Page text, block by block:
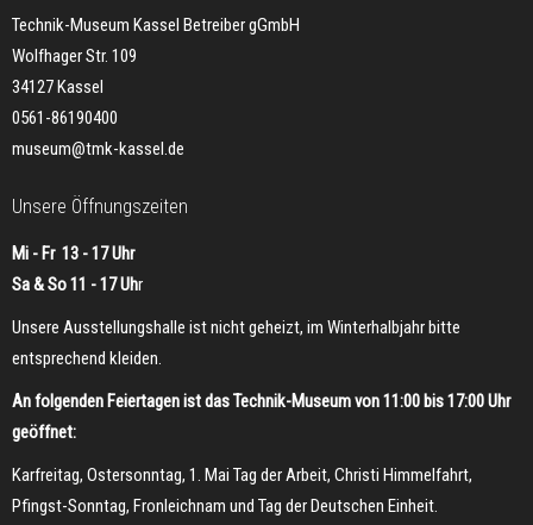
Technik-Museum Kassel Betreiber gGmbH
Wolfhager Str. 109
34127 Kassel
0561-86190400
museum@tmk-kassel.de
Unsere Öffnungszeiten
Mi - Fr 13 - 17 Uhr
Sa & So 11 - 17 Uhr
Unsere Ausstellungshalle ist nicht geheizt, im Winterhalbjahr bitte
entsprechend kleiden.
An folgenden Feiertagen ist das Technik-Museum von 11:00 bis 17:00 Uhr
geöffnet:
Karfreitag, Ostersonntag, 1. Mai Tag der Arbeit, Christi Himmelfahrt,
Pfingst-Sonntag, Fronleichnam und Tag der Deutschen Einheit.